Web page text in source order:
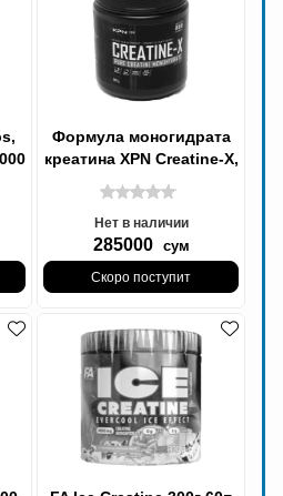
Формула моногидрата
креатина XPN Creatine-X,
500 гр
Нет в наличии
285000 сум
Скоро поступит